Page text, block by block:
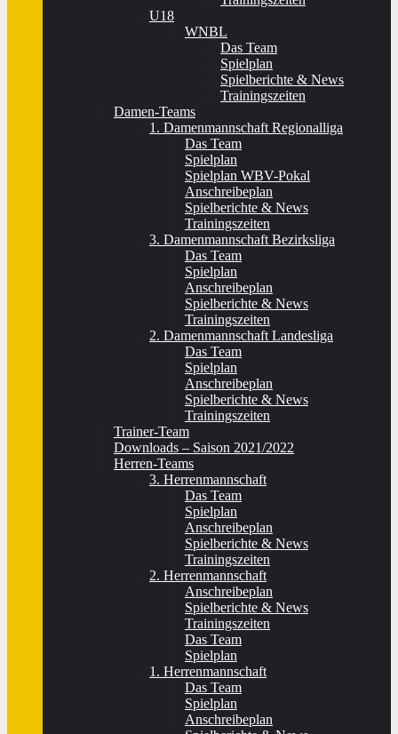
U18
WNBL
Das Team
Spielplan
Spielberichte & News
Trainingszeiten
Damen-Teams
1. Damenmannschaft Regionalliga
Das Team
Spielplan
Spielplan WBV-Pokal
Anschreibeplan
Spielberichte & News
Trainingszeiten
3. Damenmannschaft Bezirksliga
Das Team
Spielplan
Anschreibeplan
Spielberichte & News
Trainingszeiten
2. Damenmannschaft Landesliga
Das Team
Spielplan
Anschreibeplan
Spielberichte & News
Trainingszeiten
Trainer-Team
Downloads – Saison 2021/2022
Herren-Teams
3. Herrenmannschaft
Das Team
Spielplan
Anschreibeplan
Spielberichte & News
Trainingszeiten
2. Herrenmannschaft
Anschreibeplan
Spielberichte & News
Trainingszeiten
Das Team
Spielplan
1. Herrenmannschaft
Das Team
Spielplan
Anschreibeplan